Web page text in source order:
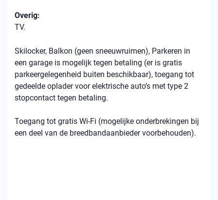
Overig:
TV.
Skilocker, Balkon (geen sneeuwruimen), Parkeren in
een garage is mogelijk tegen betaling (er is gratis
parkeergelegenheid buiten beschikbaar), toegang tot
gedeelde oplader voor elektrische auto’s met type 2
stopcontact tegen betaling.
Toegang tot gratis Wi-Fi (mogelijke onderbrekingen bij
een deel van de breedbandaanbieder voorbehouden).